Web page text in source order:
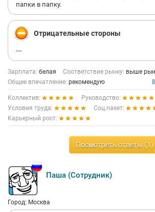
папки в папку.
Отрицательные стороны
---
Зарплата: белая Соответствие рынку: выше
Общее впечатление: рекомендую
Коллектив:
Руководство:
Условия труда:
Соц.пакет:
Карьерный рост:
Посмотреть ответы (1)
Паша (Сотрудник)
Город: Москва